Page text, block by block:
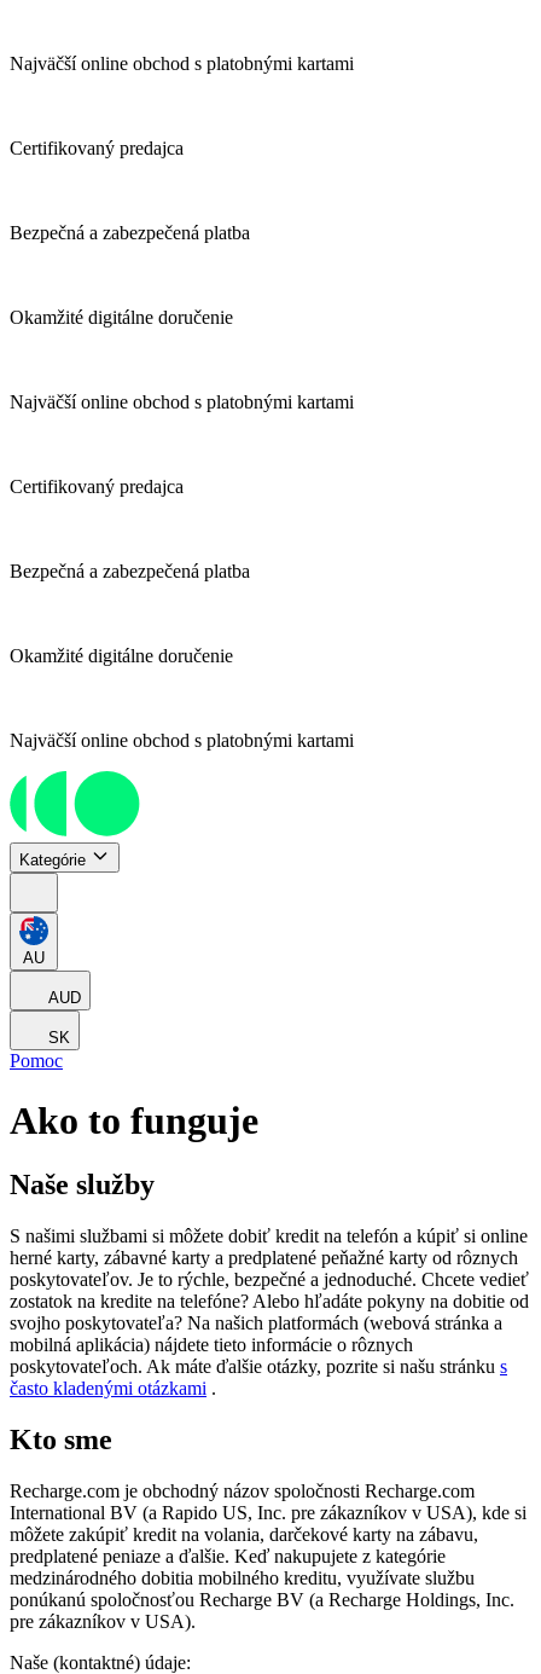
Najväčší online obchod s platobnými kartami
Certifikovaný predajca
Bezpečná a zabezpečená platba
Okamžité digitálne doručenie
Najväčší online obchod s platobnými kartami
Certifikovaný predajca
Bezpečná a zabezpečená platba
Okamžité digitálne doručenie
Najväčší online obchod s platobnými kartami
Kategórie
AU
AUD
SK
Pomoc
Ako to funguje
Naše služby
S našimi službami si môžete dobiť kredit na telefón a kúpiť si online
herné karty, zábavné karty a predplatené peňažné karty od rôznych
poskytovateľov. Je to rýchle, bezpečné a jednoduché. Chcete vedieť
zostatok na kredite na telefóne? Alebo hľadáte pokyny na dobitie od
svojho poskytovateľa? Na našich platformách (webová stránka a
mobilná aplikácia) nájdete tieto informácie o rôznych
poskytovateľoch. Ak máte ďalšie otázky, pozrite si našu stránku s
často kladenými otázkami .
Kto sme
Recharge.com je obchodný názov spoločnosti Recharge.com
International BV (a Rapido US, Inc. pre zákazníkov v USA), kde si
môžete zakúpiť kredit na volania, darčekové karty na zábavu,
predplatené peniaze a ďalšie. Keď nakupujete z kategórie
medzinárodného dobitia mobilného kreditu, využívate službu
ponúkanú spoločnosťou Recharge BV (a Recharge Holdings, Inc.
pre zákazníkov v USA).
Naše (kontaktné) údaje: